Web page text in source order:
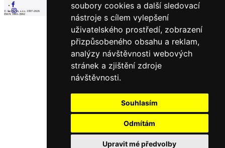
soubory cookies a další sledovací
nástroje s cílem vylepšení
uživatelského prostředí, zobrazení
přizpůsobeného obsahu a reklam,
analýzy návštěvnosti webových
stránek a zjištění zdroje
návštěvnosti.
Souhlasím
Odmítám
Upravit mé předvolby
© Archiweb, s.r.o. 1997-2026
ISSN: 1801-3902